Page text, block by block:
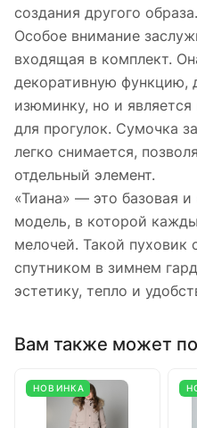
создания другого образа.
Особое внимание
входящая в комплект.
декоративную функцию,
изюминку, но и
для прогулок. Сумочка
легко снимается,
отдельный элемент.
«Тиана» — это базовая
модель, в которой
мелочей. Такой пуховик
спутником в зимнем
эстетику, тепло и
Вам также может
НОВИНКА